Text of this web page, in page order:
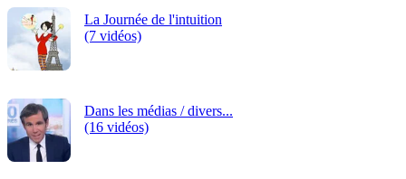
La Journée de l'intuition
(7 vidéos)
Dans les médias / divers...
(16 vidéos)